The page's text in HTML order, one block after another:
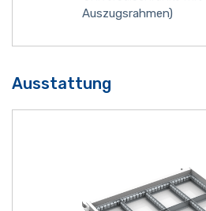
Auszugsrahmen)
Ausstattung